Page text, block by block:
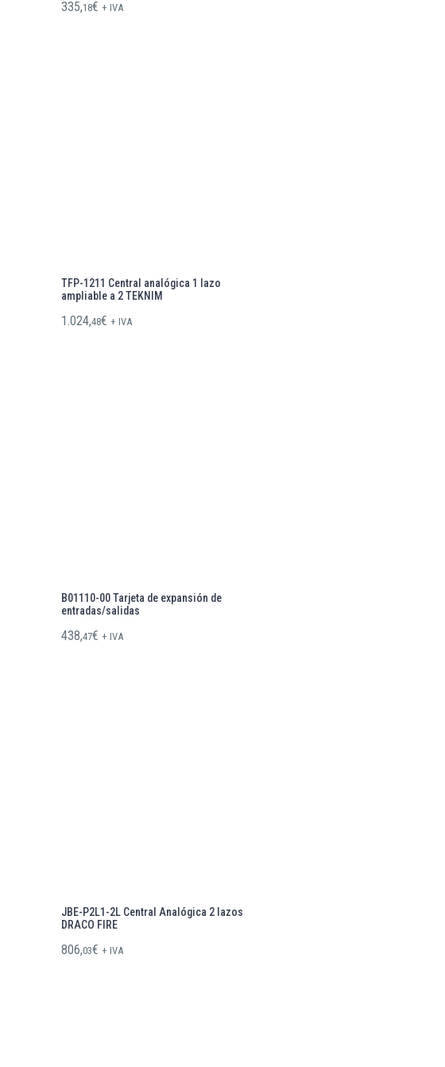
335,18€ + IVA
TFP-1211 Central analógica 1 lazo
ampliable a 2 TEKNIM
1.024,48€ + IVA
B01110-00 Tarjeta de expansión de
entradas/salidas
438,47€ + IVA
JBE-P2L1-2L Central Analógica 2 lazos
DRACO FIRE
806,03€ + IVA